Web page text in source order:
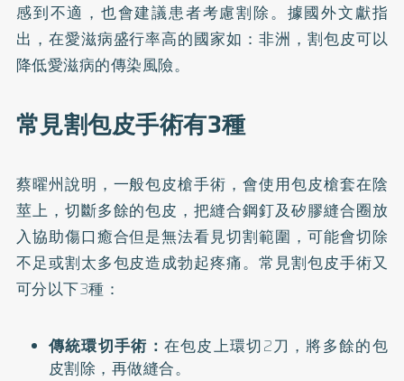
感到不適，也會建議患者考慮割除。據國外文獻指
出，在愛滋病盛行率高的國家如：非洲，割包皮可以
降低愛滋病的傳染風險。
常見割包皮手術有3種
蔡曜州說明，一般包皮槍手術，會使用包皮槍套在陰
莖上，切斷多餘的包皮，把縫合鋼釘及矽膠縫合圈放
入協助傷口癒合但是無法看見切割範圍，可能會切除
不足或割太多包皮造成勃起疼痛。常見割包皮手術又
可分以下3種：
傳統環切手術： 在包皮上環切2刀，將多餘的包
皮割除，再做縫合。